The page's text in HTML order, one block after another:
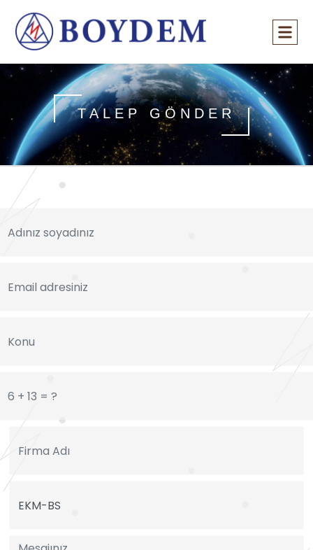
TALEP GÖNDER